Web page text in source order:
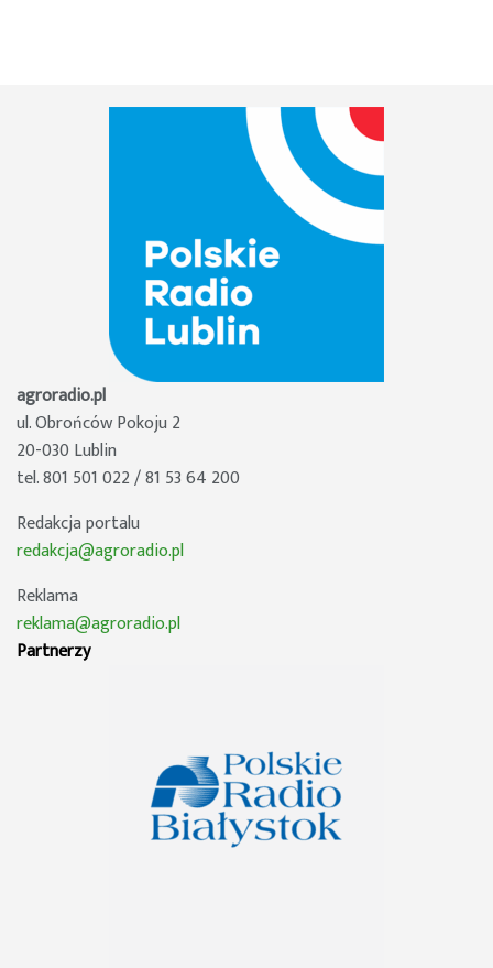
agroradio.pl
ul. Obrońców Pokoju 2
20-030 Lublin
tel. 801 501 022 / 81 53 64 200
Redakcja portalu
redakcja@agroradio.pl
Reklama
reklama@agroradio.pl
Partnerzy